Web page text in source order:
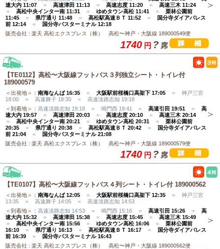
速大内 11:07 ＝ 高速津田 11:13 ＝ 高速志度 11:20 ＝ 高速三木 11:24
＝ 高松中央インター南 11:31 ＝ ゆめタウン高松 11:41 ＝ 栗林公園前
11:45 ＝ 県庁通り 11:48 ＝ 高松駅高速ＢＴ 11:52 ＝
国分寺ダイアパレス
前 12:14 ＝
国分寺バスターミナル 12:18
販売会社 : 楽天 高松エクスプレス（株） 高松〜神戸・大阪線 189000549便
1740 円 ? 席
【TE0112】高松〜大阪線フットバス３列独立シート・トイレ付
189000579
＜出発地＞： 南海なんば 16:35 ＝ 大阪駅前桜橋口高架下 17:05 ＝ 神戸三宮
18:00 ＝ 高速舞子 18:30 ＝ 高速淡路志知 19:18
＜到着地＞： 高速淡路志知 19:18 ＝ 鳴門西 19:41 ＝ 高速引田 19:51 ＝ 高
速大内 19:57 ＝ 高速津田 20:03 ＝ 高速志度 20:10 ＝ 高速三木 20:14
＝ 高松中央インター南 20:21 ＝ ゆめタウン高松 20:31 ＝ 栗林公園前
20:35 ＝ 県庁通り 20:38 ＝ 高松駅高速ＢＴ 20:42 ＝
国分寺ダイアパレス
前 21:04 ＝
国分寺バスターミナル 21:08
販売会社 : 楽天 高松エクスプレス（株） 高松〜神戸・大阪線 189000579便
1740 円 ? 席
【TE0107】高松〜大阪線フットバス４列シート・トイレ付 189000562
＜出発地＞： 南海なんば 12:05 ＝ 大阪駅前桜橋口高架下 12:35 ＝ 神戸三宮
13:35 ＝ 高速舞子 14:05 ＝ 高速淡路志知 14:53
＜到着地＞： 高速淡路志知 14:53 ＝ 鳴門西 15:16 ＝ 高速引田 15:26 ＝ 高
速大内 15:32 ＝ 高速津田 15:38 ＝ 高速志度 15:45 ＝ 高速三木 15:49
＝ 高松中央インター南 15:56 ＝ ゆめタウン高松 16:06 ＝ 栗林公園前
16:10 ＝ 県庁通り 16:13 ＝ 高松駅高速ＢＴ 16:17 ＝
国分寺ダイアパレス
前 16:39 ＝
国分寺バスターミナル 16:43
販売会社 : 楽天 高松エクスプレス（株） 高松〜神戸・大阪線 189000562便